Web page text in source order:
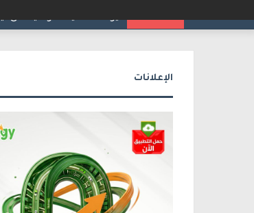
الإعلانات